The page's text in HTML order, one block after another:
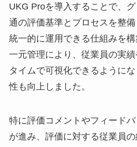
UKG Proを導入することで、
通の評価基準とプロセスを整
統一的に運用できる仕組みを
一元管理により、従業員の実
タイムで可視化できるように
性も向上しました。
特に評価コメントやフィード
が進み、評価に対する従業員